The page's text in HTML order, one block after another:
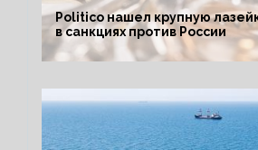
Politico нашел крупную
в санкциях против России